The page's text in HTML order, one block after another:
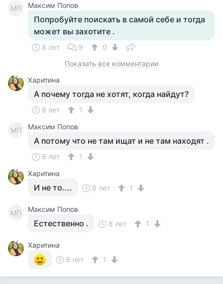
МП Максим Попов
Попробуйте поискать в самой себе и тогда
может вы захотите .
8 лет 9
0
Показать все комментарии
Харитина
А почему тогда не хотят, когда найдут?
8 лет 1
МП Максим Попов
А потому что не там ищат и не там находят .
8 лет
1
Харитина
И не то.... 8 лет 1
МП Максим Попов
Естественно . 8 лет 1
Харитина
8 лет
1